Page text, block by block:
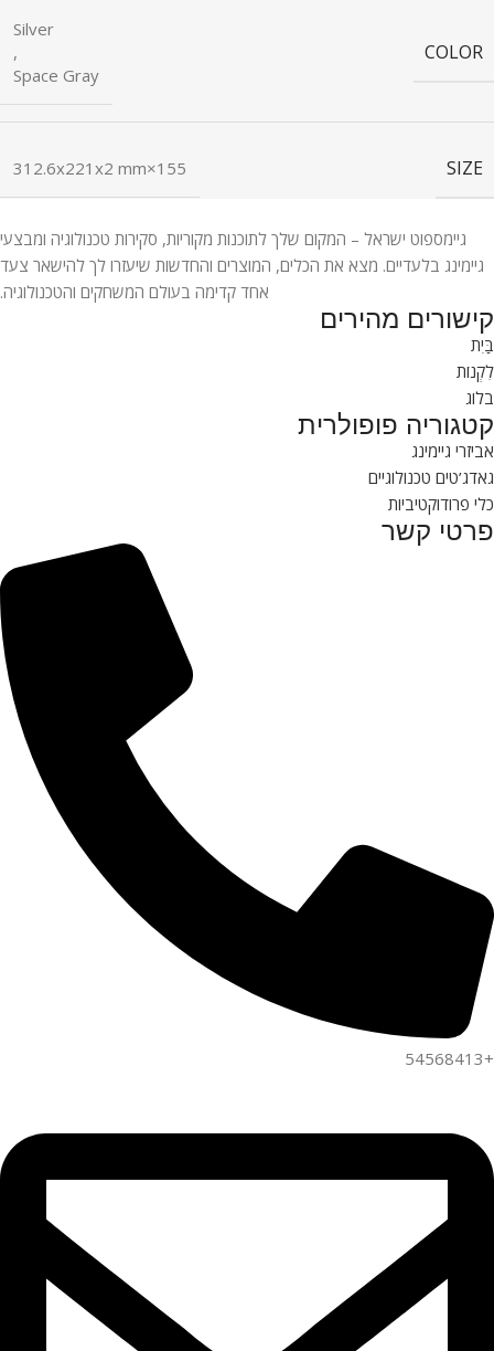
COLOR
Silver
,
Space Gray
SIZE
155×312.6x221x2 mm
גיימספוט ישראל – המקום שלך לתוכנות מקוריות, סקירות טכנולוגיה ומבצעי
גיימינג בלעדיים. מצא את הכלים, המוצרים והחדשות שיעזרו לך להישאר צעד
אחד קדימה בעולם המשחקים והטכנולוגיה.
קישורים מהירים
בַּיִת
לִקְנוֹת
בלוג
קטגוריה פופולרית
אביזרי גיימינג
גאדג’טים טכנולוגיים
כלי פרודוקטיביות
פרטי קשר
+54568413